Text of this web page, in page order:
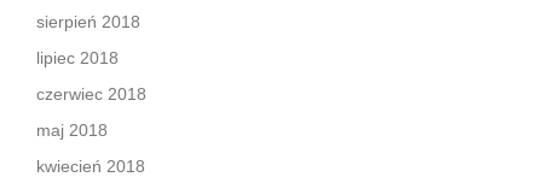
sierpień 2018
lipiec 2018
czerwiec 2018
maj 2018
kwiecień 2018